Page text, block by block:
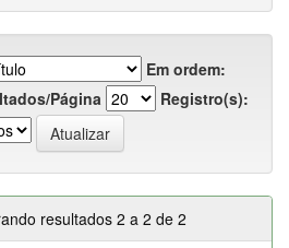
Em ordem:
Página
Registro(s):
resultados 2 a 2 de 2